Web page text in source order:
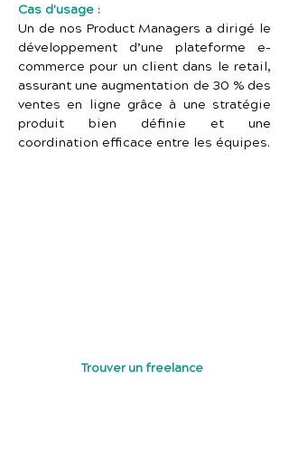
Cas d'usage :
Un de nos Product Managers a dirigé le
développement d’une plateforme e-
commerce pour un client dans le retail,
assurant une augmentation de 30 % des
ventes en ligne grâce à une stratégie
produit bien définie et une
coordination efficace entre les équipes.
Trouver un freelance